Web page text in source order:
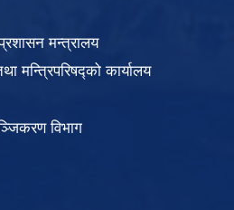
मन्त्रालय
मन्त्रिपरिषद्को कार्यालय
विभाग